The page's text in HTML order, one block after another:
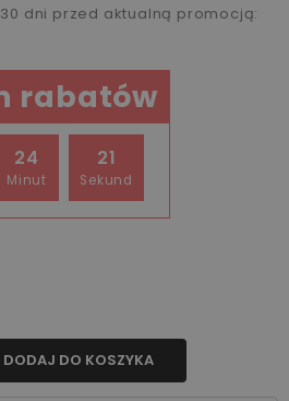
dni przed aktualną promocją:
rabatów
24
Minut
20
Sekund
DODAJ DO KOSZYKA